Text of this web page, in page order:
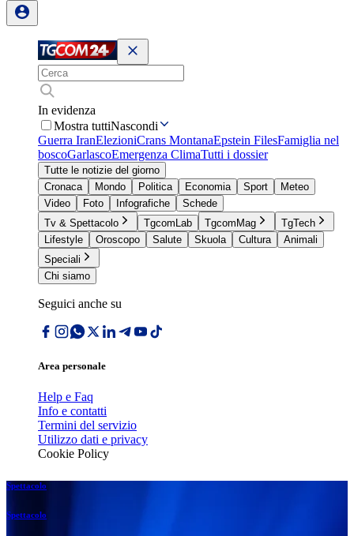
In evidenza
Mostra tuttiNascondi
Guerra IranElezioniCrans MontanaEpstein FilesFamiglia nel
boscoGarlascoEmergenza ClimaTutti i dossier
Tutte le notizie del giorno
Cronaca
Mondo Politica Economia Sport
Meteo
Video
Foto Infografiche
Schede
Tv & Spettacolo
TgcomLab TgcomMag
TgTech
Lifestyle
Oroscopo Salute Skuola Cultura
Animali
Speciali
Chi siamo
Seguici anche su
Area personale
Help e Faq
Info e contatti
Termini del servizio
Utilizzo dati e privacy
Cookie Policy
Spettacolo
Spettacolo